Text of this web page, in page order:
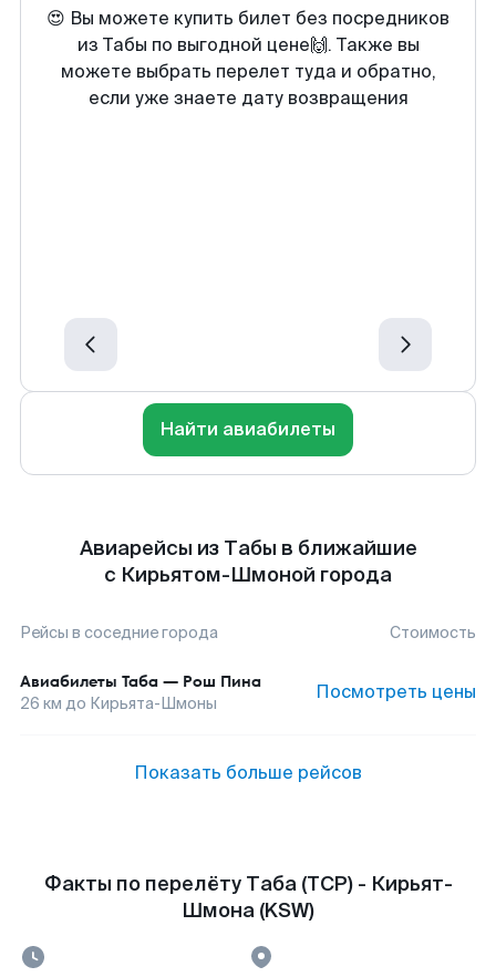
😍 Вы можете купить билет без посредников
из Табы по выгодной цене🙌. Также вы
можете выбрать перелет туда и обратно,
если уже знаете дату возвращения
Найти авиабилеты
Авиарейсы из Табы в ближайшие
с Кирьятом-Шмоной города
Рейсы в соседние города Стоимость
Авиабилеты Таба — Рош Пина
26 км до Кирьята-Шмоны Посмотреть цены
Показать больше рейсов
Факты по перелёту Таба (TCP) - Кирьят-
Шмона (KSW)